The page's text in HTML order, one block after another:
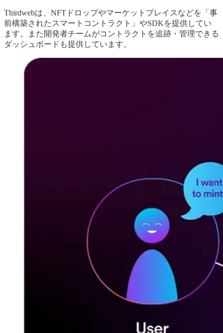
Thirdwebは、NFTドロップやマーケットプレイスなどを「事
前構築されたスマートコントラクト」やSDKを提供してい
ます。また開発者チームがコントラクトを追跡・管理できる
ダッシュボードも提供しています。